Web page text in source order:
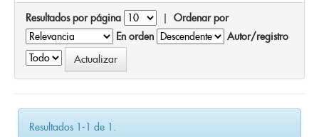
Resultados por página | Ordenar por
En orden
Autor/registro
Resultados 1-1 de 1.